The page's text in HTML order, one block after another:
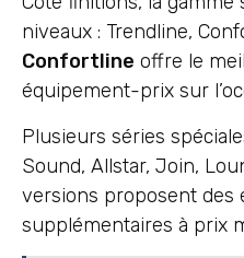
niveaux : Trendline,
Confortline offre le
équipement-prix sur
Plusieurs séries
Sound, Allstar, Join,
versions proposent des
supplémentaires à prix